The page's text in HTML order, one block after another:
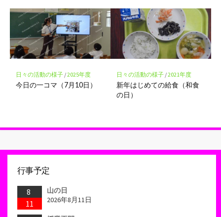
日々の活動の様子/2025年度
今日の一コマ（7月10日）
日々の活動の様子/2021年度
新年はじめての給食（和食
の日）
行事予定
8
11
山の日
2026年8月11日